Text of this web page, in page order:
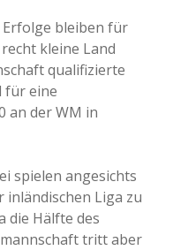
bleiben für
kleine Land
qualifizierte
für eine
an der WM in
spielen angesichts
inländischen Liga zu
die Hälfte des
tritt aber